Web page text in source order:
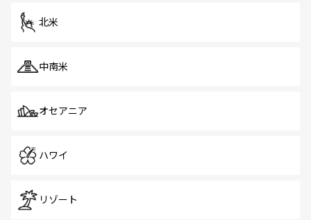
北米
中南米
オセアニア
ハワイ
リゾート